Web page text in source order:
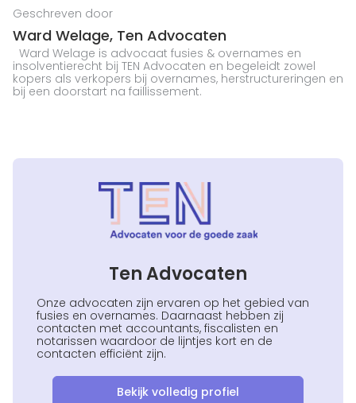
Geschreven door
Ward Welage, Ten Advocaten
Ward Welage is advocaat fusies & overnames en
insolventierecht bij TEN Advocaten en begeleidt zowel
kopers als verkopers bij overnames, herstructureringen en
bij een doorstart na faillissement.
Ten Advocaten
Onze advocaten zijn ervaren op het gebied van
fusies en overnames. Daarnaast hebben zij
contacten met accountants, fiscalisten en
notarissen waardoor de lijntjes kort en de
contacten efficiënt zijn.
Bekijk volledig profiel